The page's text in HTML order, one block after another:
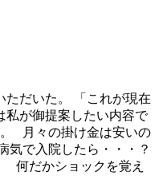
ただいた。 「これが現在
私が御提案したい内容で
月々の掛け金は安いの
気で入院したら・・・？
何だかショックを覚え